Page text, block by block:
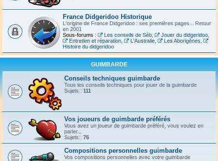
France Didgeridoo Historique
L'origine de France Didgeridoo : ses premières pages... Retour
en 2001
Sous-forums :
Les conseils de Séb, Jouer du didgeridoo,
Entretien et réparation, L'Australie, Les Aborigènes
Histoire du didgeridoo
GUIMBARDE
Conseils techniques guimbarde
Tous les conseils techniques pour jouer de la guimbarde
Sujets : 111
Vos joueurs de guimbarde préférés
Vous avez un joueur de guimbarde préféré, vous voulez en
parler...
Sujets : 76
Compositions personnelles guimbarde
Vos compositions personnelles avec votre guimbarde